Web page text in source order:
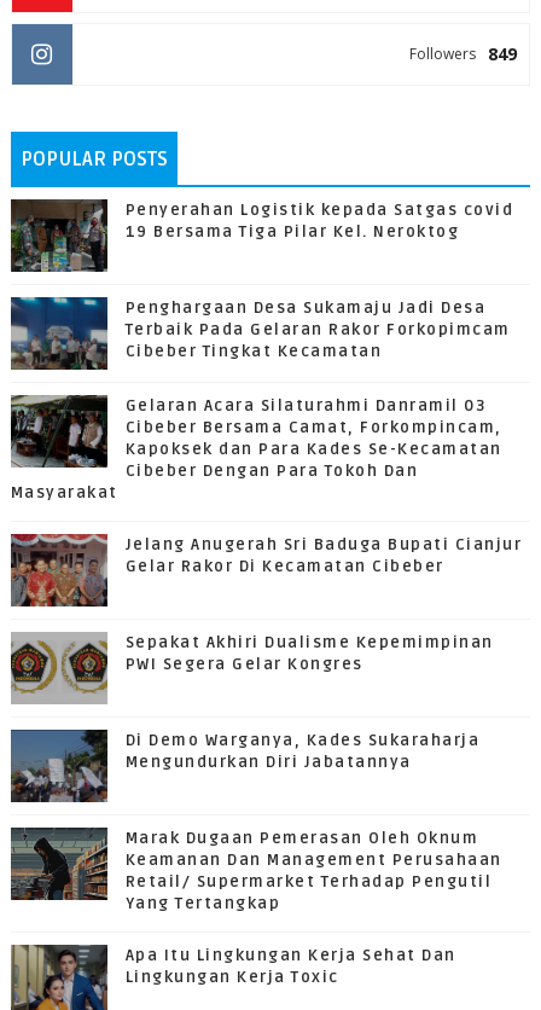
849
Followers
POPULAR POSTS
Penyerahan Logistik kepada Satgas covid
19 Bersama Tiga Pilar Kel. Neroktog
Penghargaan Desa Sukamaju Jadi Desa
Terbaik Pada Gelaran Rakor Forkopimcam
Cibeber Tingkat Kecamatan
Gelaran Acara Silaturahmi Danramil 03
Cibeber Bersama Camat, Forkompincam,
Kapoksek dan Para Kades Se-Kecamatan
Cibeber Dengan Para Tokoh Dan
Masyarakat
Jelang Anugerah Sri Baduga Bupati Cianjur
Gelar Rakor Di Kecamatan Cibeber
Sepakat Akhiri Dualisme Kepemimpinan
PWI Segera Gelar Kongres
Di Demo Warganya, Kades Sukaraharja
Mengundurkan Diri Jabatannya
Marak Dugaan Pemerasan Oleh Oknum
Keamanan Dan Management Perusahaan
Retail/ Supermarket Terhadap Pengutil
Yang Tertangkap
Apa Itu Lingkungan Kerja Sehat Dan
Lingkungan Kerja Toxic